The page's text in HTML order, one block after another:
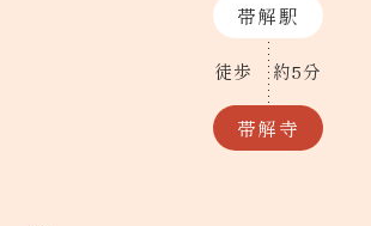
帯解駅
徒歩 約5分
帯解寺